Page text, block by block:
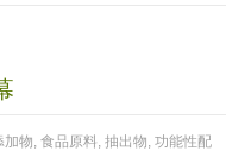
加物, 食品原料, 抽出物, 功能性配